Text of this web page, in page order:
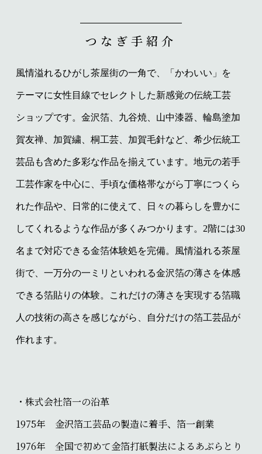
つなぎ手紹介
風情溢れるひがし茶屋街の一角で、「かわいい」を
テーマに女性目線でセレクトした新感覚の伝統工芸
ショップです。金沢箔、九谷焼、山中漆器、輪島塗加
賀友禅、加賀繍、桐工芸、加賀毛針など、希少伝統工
芸品も含めた多彩な作品を揃えています。地元の若手
工芸作家を中心に、手頃な価格帯ながら丁寧につくら
れた作品や、日常的に使えて、日々の暮らしを豊かに
してくれるような作品が多くみつかります。2階には30
名まで対応できる金箔体験処を完備。風情溢れる茶屋
街で、一万分の一ミリといわれる金沢箔の薄さを体感
できる箔貼りの体験。これだけの薄さを実現する箔職
人の技術の高さを感じながら、自分だけの箔工芸品が
作れます。
・株式会社箔一の沿革
1975年 金沢箔工芸品の製造に着手、箔一創業
1976年 全国で初めて金箔打紙製法によるあぶらとり